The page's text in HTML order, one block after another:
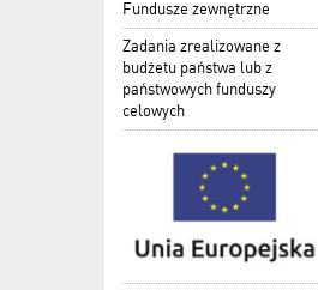
Fundusze zewnętrzne
Zadania zrealizowane z
budżetu państwa lub z
państwowych funduszy
celowych